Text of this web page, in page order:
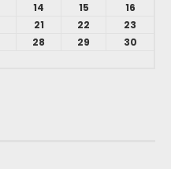
14 15
16
21 22
23
28 29
30